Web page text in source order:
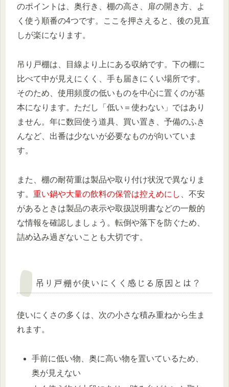
のポイントは、奥行き、棚の高さ、扉の開き方、よ
く使う順番の4つです。ここを押さえると、後の見直
しが楽になります。
吊り戸棚は、目線より上にある収納です。下の棚に
比べて中が見えにくく、手も届きにくい場所です。
そのため、使用頻度の低いものを中心に置くのが基
本になります。ただし「低い＝使わない」ではあり
ません。年に数回使う道具、買い置き、予備のふき
んなど、出番は少ないが必要なものが向いていま
す。
また、棚の耐荷重は製品や取り付け状況で異なりま
す。 重い鍋や大量の飲料の保管は控えめにし
、不安
があるときは製品の表示や取扱説明書などの一般的
な情報を確認しましょう。転倒や落下を防ぐため、
詰め込み過ぎないことも大切です。
吊り戸棚が使いにくく感じる原因とは？
使いにくさの多くは、次の小さな積み重ねから生ま
れます。
手前に低い物、奥に高い物を置いているため、
奥が見えない